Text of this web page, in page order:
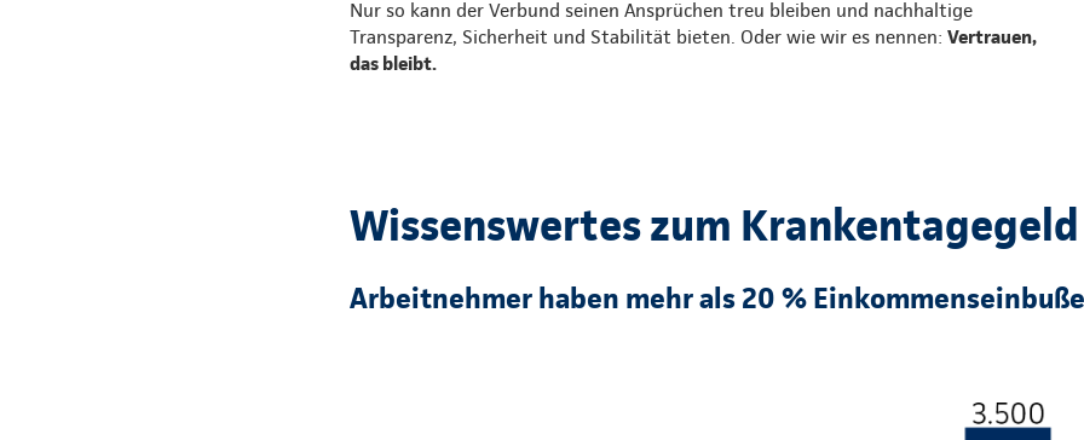
Nur so kann der Verbund seinen Ansprüchen treu bleiben und nachhaltige
Transparenz, Sicherheit und Stabilität bieten. Oder wie wir es nennen: Vertrauen,
das bleibt.
Wissenswertes zum Krankentagegeld
Arbeitnehmer haben mehr als 20 %